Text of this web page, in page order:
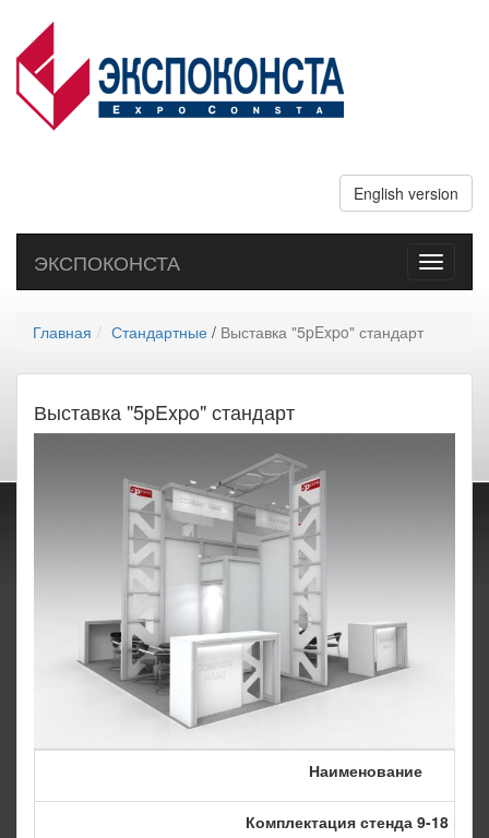
English version
Toggle
ЭКСПОКОНСТА
Главная Стандартные / Выставка "5pExpo" стандарт
Выставка "5pExpo" стандарт
Наименование
Комплектация стенда 9-18 кв.м